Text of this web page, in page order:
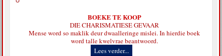
BOEKE TE KOOP
DIE CHARISMATIESE GEVAAR
Mense word so maklik deur dwaalleringe mislei. In hierdie boek
word talle kwelvrae beantwoord.
Lees verder...